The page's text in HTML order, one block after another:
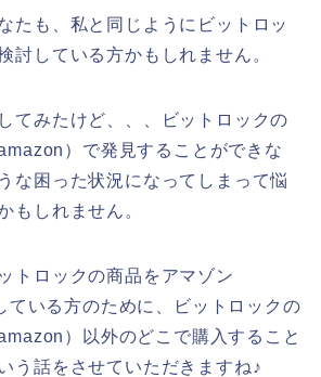
たも、私と同じようにビットロッ
討している方かもしれません。
てみたけど、、、ビットロックの
）で発見することができな
な困った状況になってしまって悩
もしれません。
トロックの商品をアマゾン
ている方のために、ビットロックの
）以外のどこで購入すること
う話をさせていただきますね♪